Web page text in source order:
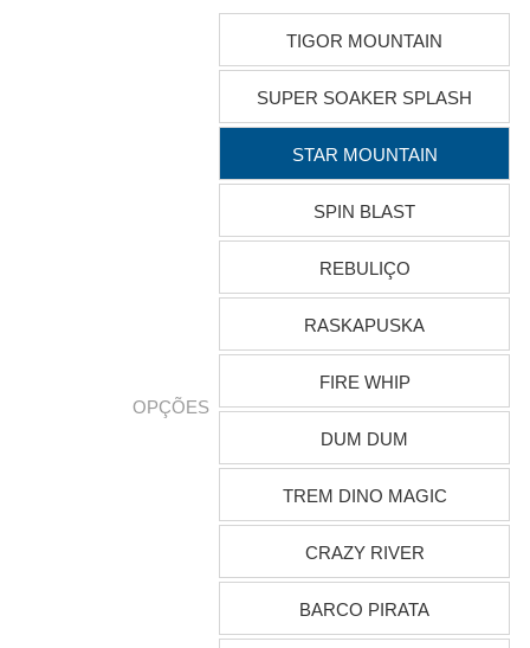
OPÇÕES
TIGOR MOUNTAIN
SUPER SOAKER SPLASH
STAR MOUNTAIN
SPIN BLAST
REBULIÇO
RASKAPUSKA
FIRE WHIP
DUM DUM
TREM DINO MAGIC
CRAZY RIVER
BARCO PIRATA